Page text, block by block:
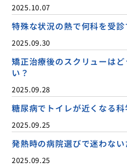
2025.10.07
特殊な状況の熱で何科を受
2025.09.30
矯正治療後のスクリューは
い？
2025.09.28
糖尿病でトイレが近くなる科
2025.09.25
発熱時の病院選びで迷わな
2025.09.25